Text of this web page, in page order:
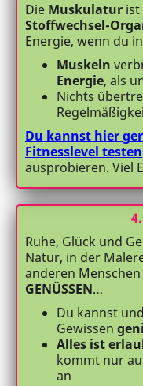
Die Muskulatur ist
Stoffwechsel-
Energie, wenn du
Muskeln
Energie, als
Nichts
Du kannst hier
Fitnesslevel testen
ausprobieren. Viel
Ruhe, Glück und
Natur, in der
anderen
GENÜSSEN…
Du kannst
Gewissen
Alles ist
kommt nur
an